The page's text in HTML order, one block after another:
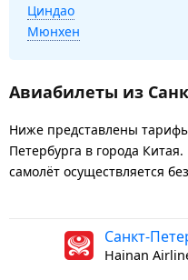
Циндао
Мюнхен
Авиабилеты из
Ниже представлены
Петербурга в города
самолёт осуществляется
Санкт-
Hainan